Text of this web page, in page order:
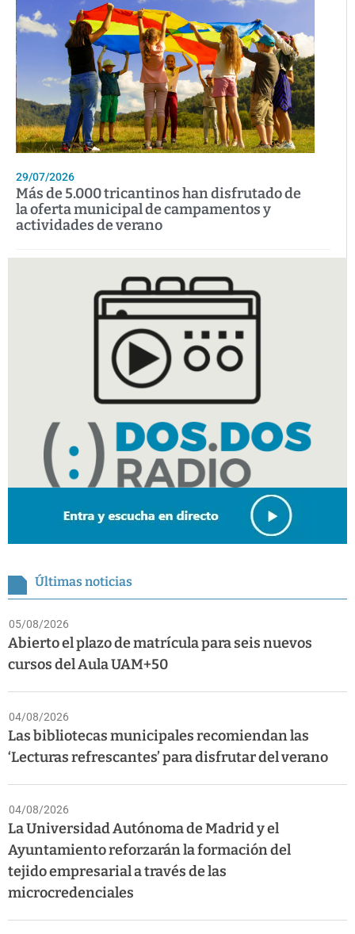
29/07/2026
Más de 5.000 tricantinos han disfrutado de
la oferta municipal de campamentos y
actividades de verano
Últimas noticias
05/08/2026
Abierto el plazo de matrícula para seis nuevos
cursos del Aula UAM+50
04/08/2026
Las bibliotecas municipales recomiendan las
‘Lecturas refrescantes’ para disfrutar del verano
04/08/2026
La Universidad Autónoma de Madrid y el
Ayuntamiento reforzarán la formación del
tejido empresarial a través de las
microcredenciales